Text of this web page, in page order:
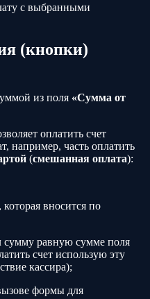
с выбранными
(кнопки)
из поля «Сумма от
оплатить счет
например, часть оплатить
(смешанная оплата):
вносится по
сумму равную сумме поля
счет использую эту
кассира);
формы для